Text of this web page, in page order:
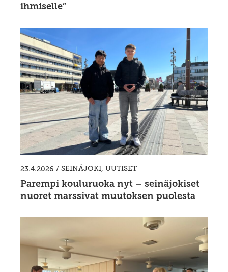
ihmiselle”
23.4.2026 / SEINÄJOKI, UUTISET
Parempi kouluruoka nyt – seinäjokiset
nuoret marssivat muutoksen puolesta